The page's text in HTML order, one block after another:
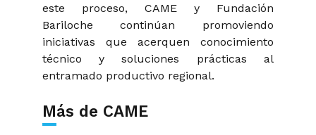
este proceso, CAME y Fundación
Bariloche continúan promoviendo
iniciativas que acerquen conocimiento
técnico y soluciones prácticas al
entramado productivo regional.
Más de CAME